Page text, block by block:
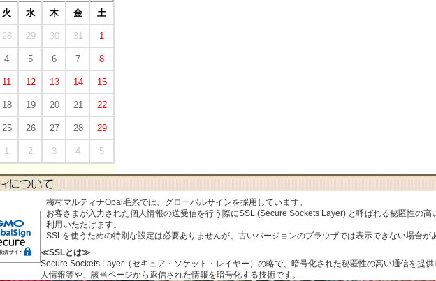
火 水 木 金 土
28 29 30 31 1
4 5 6 7 8
11 12 13 14 15
18 19 20 21 22
25 26 27 28 29
1 2 3 4 5
梅村マルティナOpal毛糸では、グローバルサインを採用しています。
お客さまが入力された個人情報の送受信を行う際にSSL (Secure Sockets Layer) と呼ばれる秘匿性の
利用いただけます。
SSLを使うための特別な設定は必要ありませんが、古いバージョンのブラウザでは表示できない場合が
≪SSLとは≫
Secure Sockets Layer（セキュア・ソケット・レイヤー）の略で、暗号化された秘匿性の高い通信を提
人情報等や、該当ページから返信された情報を暗号化する技術です。